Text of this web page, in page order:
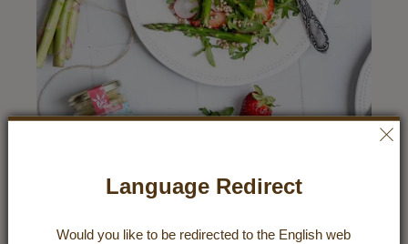
Es ist SPARGELSAISON! Und gleich dazu gibt es auch
Language Redirect
Would you like to be redirected to the English web